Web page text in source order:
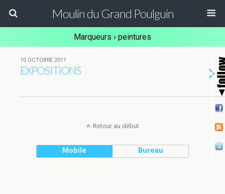
Moulin du Grand Poulguin
Marqueurs › peintures
10 OCTOBRE 2011
EXPOSITIONS
Retour au début
Mobile Bureau